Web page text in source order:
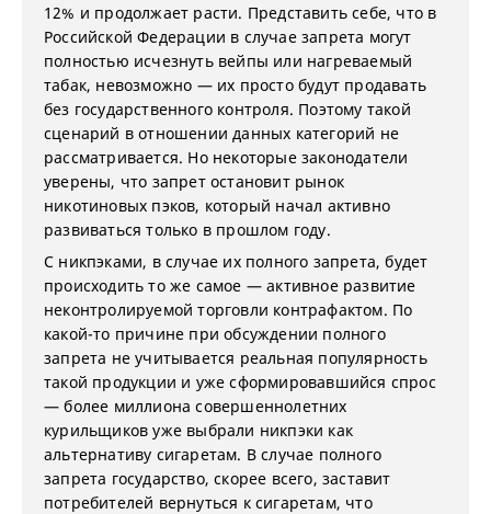
12% и продолжает расти. Представить себе, что в
Российской Федерации в случае запрета могут
полностью исчезнуть вейпы или нагреваемый
табак, невозможно — их просто будут продавать
без государственного контроля. Поэтому такой
сценарий в отношении данных категорий не
рассматривается. Но некоторые законодатели
уверены, что запрет остановит рынок
никотиновых пэков, который начал активно
развиваться только в прошлом году.
С никпэками, в случае их полного запрета, будет
происходить то же самое — активное развитие
неконтролируемой торговли контрафактом. По
какой-то причине при обсуждении полного
запрета не учитывается реальная популярность
такой продукции и уже сформировавшийся спрос
— более миллиона совершеннолетних
курильщиков уже выбрали никпэки как
альтернативу сигаретам. В случае полного
запрета государство, скорее всего, заставит
потребителей вернуться к сигаретам, что